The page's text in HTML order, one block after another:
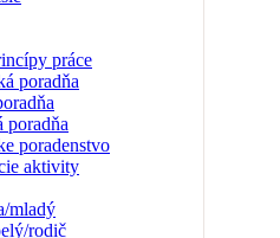
práce
poradňa
poradňa
poradenstvo
aktivity
mladý
rodič